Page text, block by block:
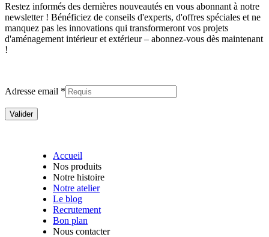
Restez informés des dernières nouveautés en vous abonnant à notre
newsletter ! Bénéficiez de conseils d'experts, d'offres spéciales et ne
manquez pas les innovations qui transformeront vos projets
d'aménagement intérieur et extérieur – abonnez-vous dès maintenant
!
Adresse email *
Accueil
Nos produits
Notre histoire
Notre atelier
Le blog
Recrutement
Bon plan
Nous contacter